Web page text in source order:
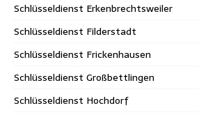
Schlüsseldienst Erkenbrechtsweiler
Schlüsseldienst Filderstadt
Schlüsseldienst Frickenhausen
Schlüsseldienst Großbettlingen
Schlüsseldienst Hochdorf